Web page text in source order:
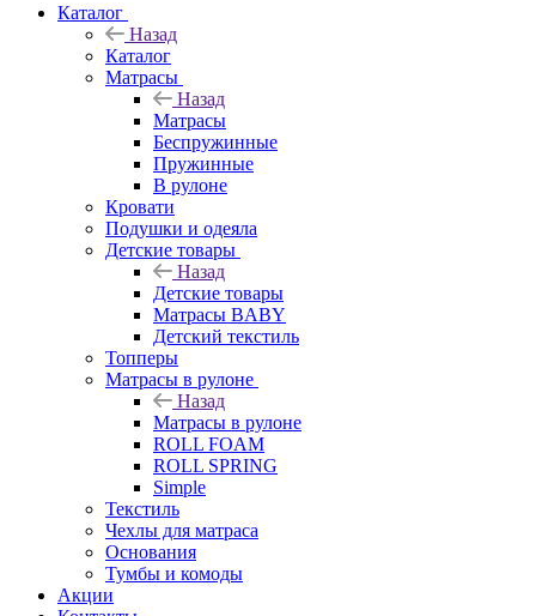
Каталог
Назад
Каталог
Матрасы
Назад
Матрасы
Беспружинные
Пружинные
В рулоне
Кровати
Подушки и одеяла
Детские товары
Назад
Детские товары
Матрасы BABY
Детский текстиль
Топперы
Матрасы в рулоне
Назад
Матрасы в рулоне
ROLL FOAM
ROLL SPRING
Simple
Текстиль
Чехлы для матраса
Основания
Тумбы и комоды
Акции